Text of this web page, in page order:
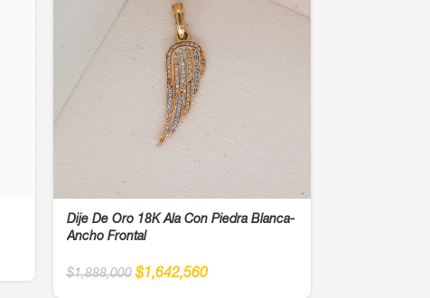
Dije De Oro 18K Ala Con Piedra Blanca-
Ancho Frontal
$1,888,000 $1,642,560